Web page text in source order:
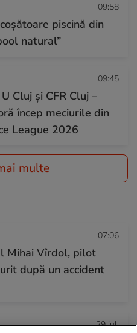
09:58
piscină din
natural”
09:45
Cluj și CFR Cluj –
încep meciurile din
League 2026
multe
07:06
Mihai Vîrdol, pilot
după un accident
29 iul.